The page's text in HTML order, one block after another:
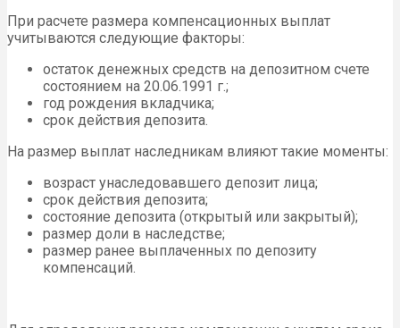
При расчете размера компенсационных выплат
учитываются следующие факторы:
остаток денежных средств на депозитном счете
состоянием на 20.06.1991 г.;
год рождения вкладчика;
срок действия депозита.
На размер выплат наследникам влияют такие моменты:
возраст унаследовавшего депозит лица;
срок действия депозита;
состояние депозита (открытый или закрытый);
размер доли в наследстве;
размер ранее выплаченных по депозиту
компенсаций.